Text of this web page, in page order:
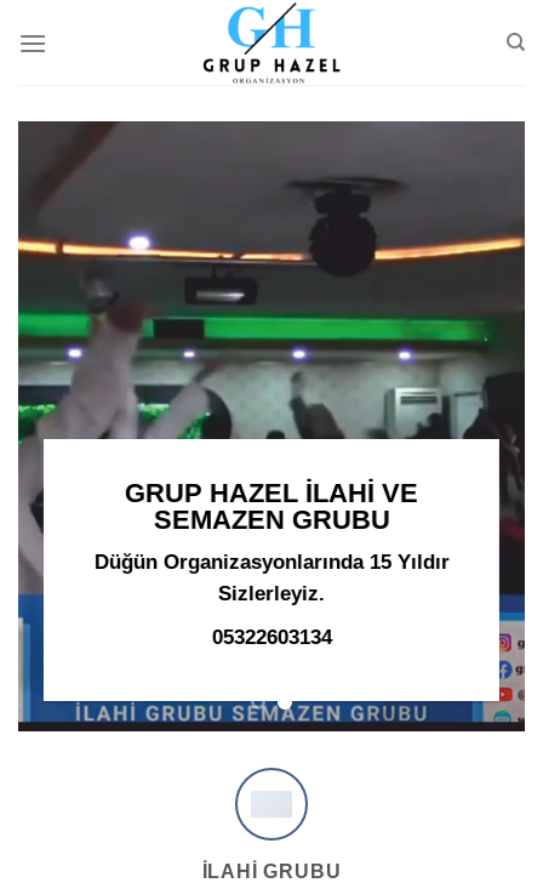
GRUP HAZEL İLAHİ VE
SEMAZEN GRUBU
Düğün Organizasyonlarında 15 Yıldır
Sizlerleyiz.
05322603134
İLAHİ GRUBU